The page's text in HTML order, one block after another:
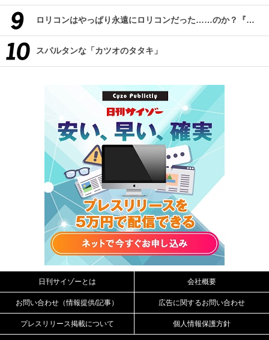
ロリコンはやっぱり永遠にロリコンだった……のか？『改訂版 ロリコン大全集』
スパルタンな「カツオのタタキ」
日刊サイゾーとは 会社概要
お問い合わせ（情報提供/記事） 広告に関するお問い合わせ
プレスリリース掲載について 個人情報保護方針